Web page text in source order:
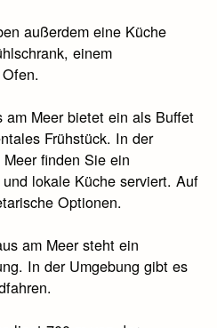
außerdem eine Küche
einem
Meer bietet ein als Buffet
Frühstück. In der
finden Sie ein
lokale Küche serviert. Auf
Optionen.
am Meer steht ein
In der Umgebung gibt es